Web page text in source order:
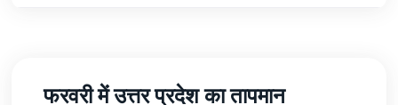
फरवरी में उत्तर प्रदेश का तापमान